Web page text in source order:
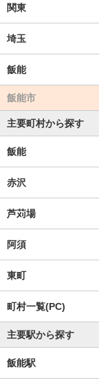
関東
埼玉
飯能
飯能市
主要町村から探す
飯能
赤沢
芦苅場
阿須
東町
町村一覧(PC)
主要駅から探す
飯能駅